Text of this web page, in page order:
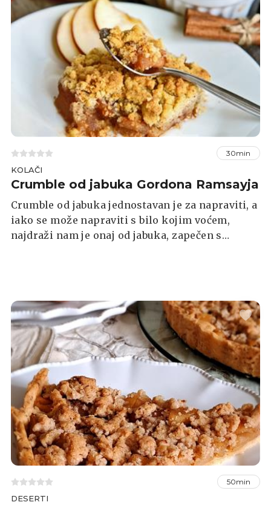
30min
KOLAČI
Crumble od jabuka Gordona Ramsayja
Crumble od jabuka jednostavan je za napraviti, a
iako se može napraviti s bilo kojim voćem,
najdraži nam je onaj od jabuka, zapečen s
50min
DESERTI